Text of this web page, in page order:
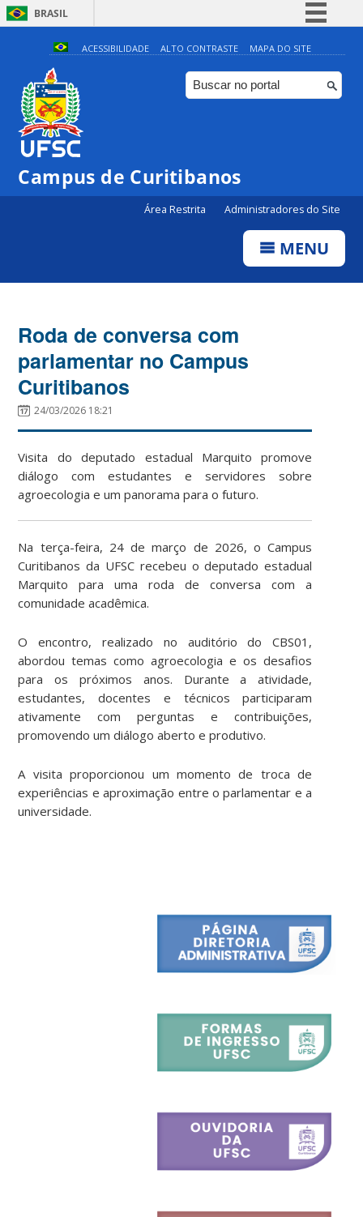
BRASIL
Simplifique!
Comunica BR
Participe
Canais
ACESSIBILIDADE ALTO CONTRASTE MAPA DO SITE
Campus de Curitibanos
Área Restrita Administradores do Site
MENU
Roda de conversa com
parlamentar no Campus
Curitibanos
24/03/2026 18:21
Visita do deputado estadual Marquito promove
diálogo com estudantes e servidores sobre
agroecologia e um panorama para o futuro.
Na terça-feira, 24 de março de 2026, o Campus
Curitibanos da UFSC recebeu o deputado estadual
Marquito para uma roda de conversa com a
comunidade acadêmica.
O encontro, realizado no auditório do CBS01,
abordou temas como agroecologia e os desafios
para os próximos anos. Durante a atividade,
estudantes, docentes e técnicos participaram
ativamente com perguntas e contribuições,
promovendo um diálogo aberto e produtivo.
A visita proporcionou um momento de troca de
experiências e aproximação entre o parlamentar e a
universidade.